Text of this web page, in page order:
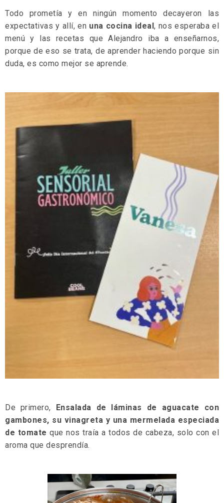
Todo prometía y en ningún momento decayeron las
expectativas y allí, en una cocina ideal, nos esperaba el
menú y las recetas que Alejandro iba a enseñarnos,
porque de eso se trata, de aprender haciendo porque sin
duda, es como mejor se aprende.
De primero, Ensalada de láminas de aguacate con
gambones, su vinagreta y una mermelada especiada
de tomate que nos traía a todos de cabeza, solo con el
aroma que desprendía.